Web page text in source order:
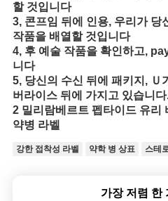
할 것입니다
3, 콘프임 뒤에 인용, 우리가 당
작품을 배열할 것입니다
4, 후 예술 작품을 확인하고,
니다
5, 당신의 수신 뒤에 패키지, Ｕ
버라이스 뒤에 가지고 있습니
2 밀리람베르트 펩타이드 유리
약병 라벨
강한 접착성 라벨 약학 병 상표 스테
가장 저렴 한